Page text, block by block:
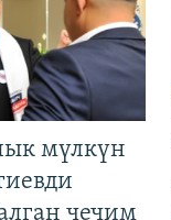
мүлкүн
чечим